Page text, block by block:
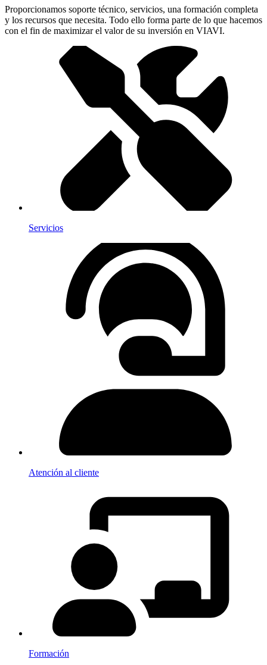
Proporcionamos soporte técnico, servicios, una formación completa
y los recursos que necesita. Todo ello forma parte de lo que hacemos
con el fin de maximizar el valor de su inversión en VIAVI.
Servicios
Atención al cliente
Formación